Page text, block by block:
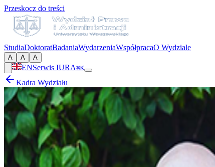
Przeskocz do treści
StudiaDoktoratBadaniaWydarzeniaWspółpracaO Wydziale
A A A
ENSerwis IURA⌘K
Kadra Wydziału